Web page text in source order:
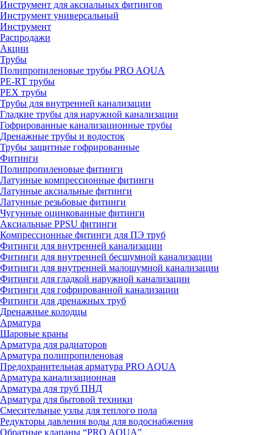
Инструмент для аксиальных фитингов
Инструмент универсальный
Инструмент
Распродажи
Акции
Трубы
Полипропиленовые трубы PRO AQUA
PE-RT трубы
PEX трубы
Трубы для внутренней канализации
Гладкие трубы для наружной канализации
Гофрированные канализационные трубы
Дренажные трубы и водосток
Трубы защитные гофрированные
Фитинги
Полипропиленовые фитинги
Латунные компрессионные фитинги
Латунные аксиальные фитинги
Латунные резьбовые фитинги
Чугунные оцинкованные фитинги
Аксиальные PPSU фитинги
Компрессионные фитинги для ПЭ труб
Фитинги для внутренней канализации
Фитинги для внутренней бесшумной канализации
Фитинги для внутренней малошумной канализации
Фитинги для гладкой наружной канализации
Фитинги для гофрированной канализации
Фитинги для дренажных труб
Дренажные колодцы
Арматура
Шаровые краны
Арматура для радиаторов
Арматура полипропиленовая
Предохранительная арматура PRO AQUA
Арматура канализационная
Арматура для труб ПНД
Арматура для бытовой техники
Смесительные узлы для теплого пола
Редукторы давления воды для водоснабжения
Обратные клапаны “PRO AQUA”